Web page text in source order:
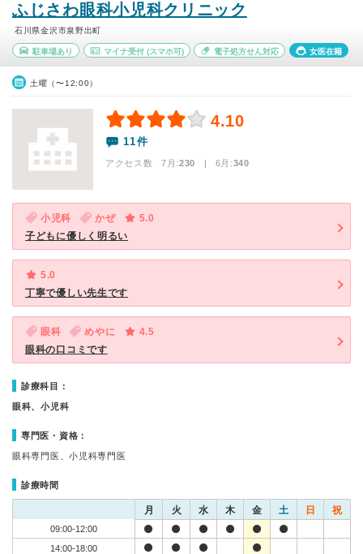
ふじさわ眼科小児科クリニック
石川県金沢市泉野出町
駐車場あり マイナ受付(スマホ可) 電子処方せん対応 女医在籍
土曜（〜12:00）
4.10
11件
アクセス数 7月:230 | 6月:340
小児科 かぜ
5.0
子どもに優しく明るい
5.0
丁寧で優しい先生です
眼科 めやに
4.5
眼科の口コミです
診療科目：
眼科、小児科
専門医・資格：
眼科専門医、小児科専門医
診療時間
月 火 水 木 金 土 日 祝
09:00-12:00
14:00-18:00